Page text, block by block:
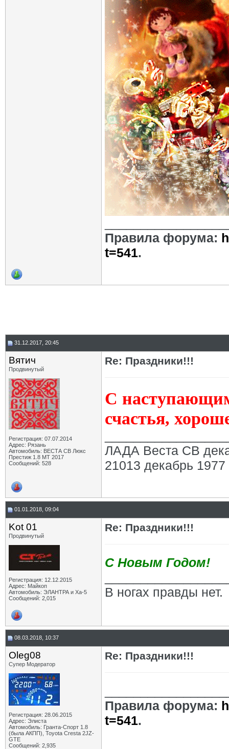
Правила форума:
t=541.
31.12.2017, 20:45
Вятич
Продвинутый
Регистрация: 07.07.2014
Адрес: Рязань
Автомобиль: ВЕСТА СВ Люкс
Престиж 1.8 МТ 2017
Сообщений: 528
Re: Праздники!!!
С
счастья,
ЛАДА Веста СВ
21013 декабрь 1977
01.01.2018, 09:04
Kot 01
Продвинутый
Регистрация: 12.12.2015
Адрес: Майкоп
Автомобиль: ЭЛАНТРА и Ха-5
Сообщений: 2,015
Re: Праздники!!!
С Новым Годом!
В ногах правды нет.
08.03.2018, 10:37
Oleg08
Супер Модератор
Регистрация: 28.06.2015
Адрес: Элиста
Автомобиль: Гранта-Спорт 1.8
(была АКПП), Toyota Cresta 2JZ-
GTE
Сообщений: 2,935
Re: Праздники!!!
Правила форума:
t=541.